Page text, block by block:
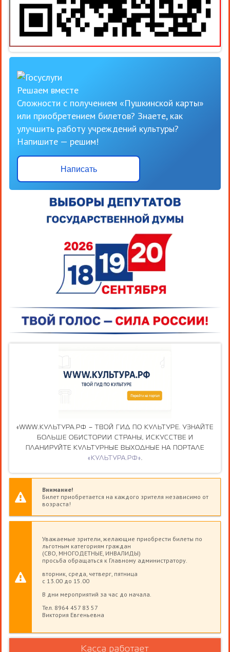
Решаем вместе
Сложности с получением «Пушкинской карты»
или приобретением билетов? Знаете, как
улучшить работу учреждений культуры?
Напишите — решим!
Написать
«WWW.КУЛЬТУРА.РФ – ТВОЙ ГИД ПО КУЛЬТУРЕ. УЗНАЙТЕ
БОЛЬШЕ ОБИСТОРИИ СТРАНЫ, ИСКУССТВЕ И
ПЛАНИРУЙТЕ КУЛЬТУРНЫЕ ВЫХОДНЫЕ НА ПОРТАЛЕ
«КУЛЬТУРА.РФ» .
Внимание!
Билет приобретается на каждого зрителя независимо от
возраста!
Уважаемые зрители, желающие приобрести билеты по
льготным категориям граждан
(СВО, МНОГОДЕТНЫЕ, ИНВАЛИДЫ)
просьба обращаться к Главному администратору.
вторник, среда, четверг, пятница
с 13.00 до 15.00
В дни мероприятий за час до начала.
Тел. 8964 457 83 57
Виктория Евгеньевна
Касса работает